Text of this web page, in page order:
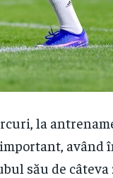
la
având
său de câteva